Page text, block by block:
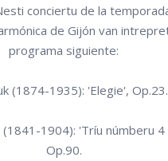
conciertu de la
de Gijón van
programa siguiente:
(1874-1935): 'Elegie', Op.23.
1904): 'Tríu númberu 4
Op.90.